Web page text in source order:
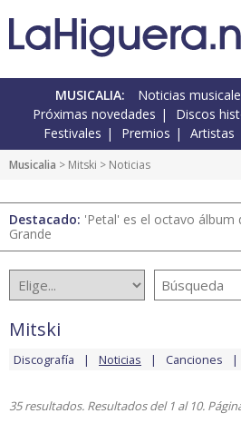
MUSICALIA: Noticias
Próximas novedades
Discos
Festivales
Premios Artistas
Musicalia > Mitski > Noticias
Destacado: 'Petal' es el octavo álbum
Grande
Mitski
Discografía Noticias Canciones
35 resultados. Resultados del 1 al 10.